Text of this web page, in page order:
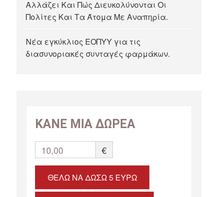
Αλλάζει Και Πώς Διευκολύνονται Οι
Πολίτες Και Τα Άτομα Με Αναπηρία.
Νέα εγκύκλιος ΕΟΠΥΥ για τις
διασυνοριακές συνταγές φαρμάκων.
ΚΑΝΕ ΜΙΑ ΔΩΡΕΑ
10,00 €
ΘΈΛΩ ΝΑ ΔΏΣΩ 5 ΕΥΡΏ